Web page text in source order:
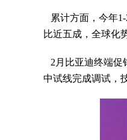
累计方面，今年1-
比近五成，全球化
2月比亚迪终端促
中试线完成调试，